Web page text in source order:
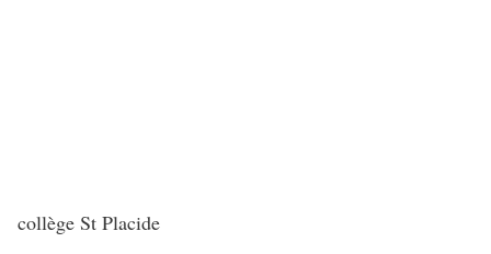
collège St Placide